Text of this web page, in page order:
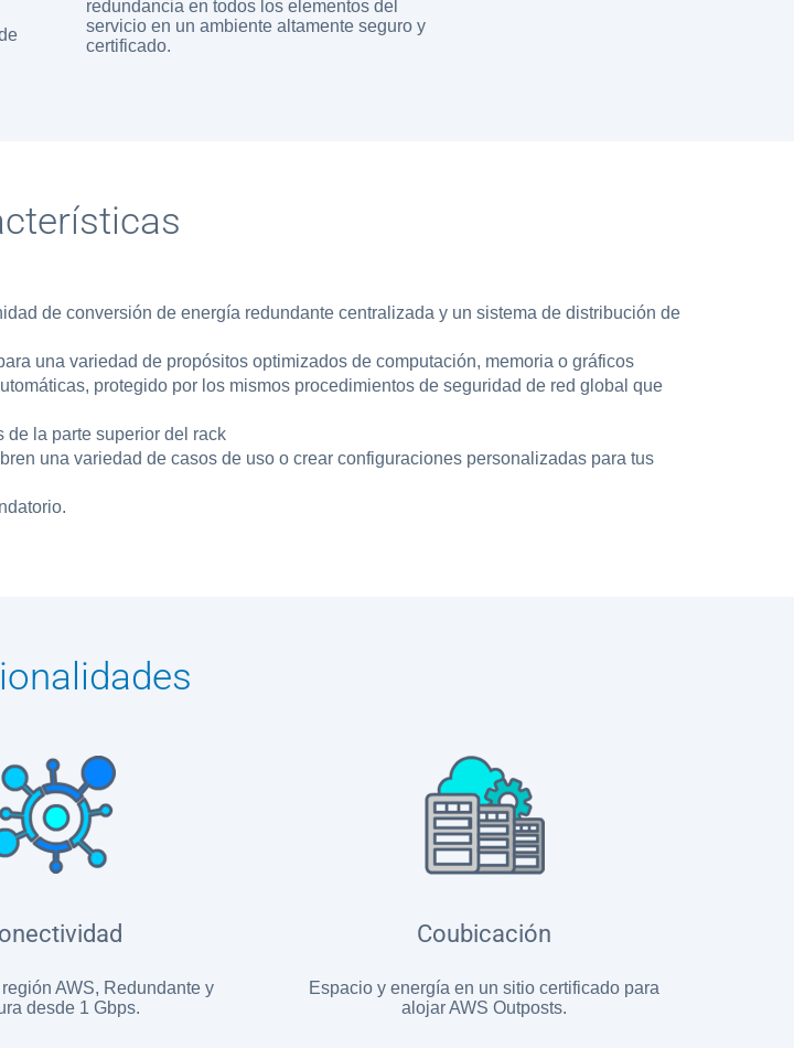
redundancia en todos los elementos del
servicio en un ambiente altamente seguro y
certificado.
de conversión de energía redundante centralizada y un sistema de distribución de
una variedad de propósitos optimizados de computación, memoria o gráficos
protegido por los mismos procedimientos de seguridad de red global que
de la parte superior del rack
una variedad de casos de uso o crear configuraciones personalizadas para tus
AWS, Redundante y
desde 1 Gbps.
Coubicación
Espacio y energía en un sitio certificado para
alojar AWS Outposts.